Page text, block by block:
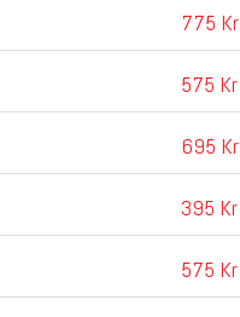
775 Kr
575 Kr
695 Kr
395 Kr
575 Kr